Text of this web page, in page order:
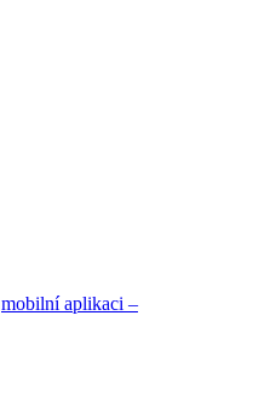
mobilní aplikaci –